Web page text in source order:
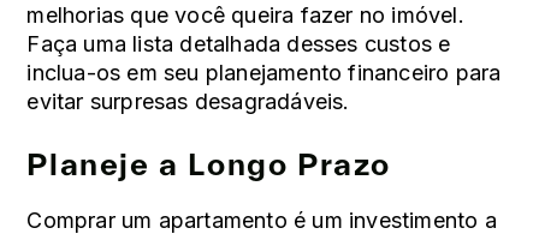
melhorias que você queira fazer no imóvel.
Faça uma lista detalhada desses custos e
inclua-os em seu planejamento financeiro para
evitar surpresas desagradáveis.
Planeje a Longo Prazo
Comprar um apartamento é um investimento a